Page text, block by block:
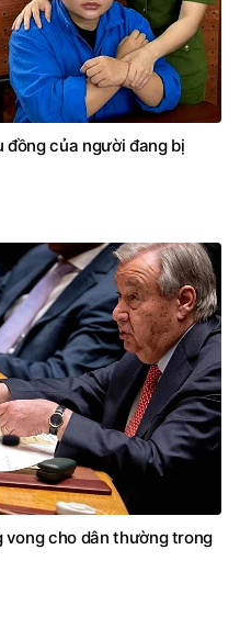
của người đang bị
vong cho dân thường trong